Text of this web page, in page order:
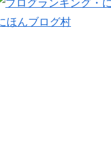
ほんブログ村